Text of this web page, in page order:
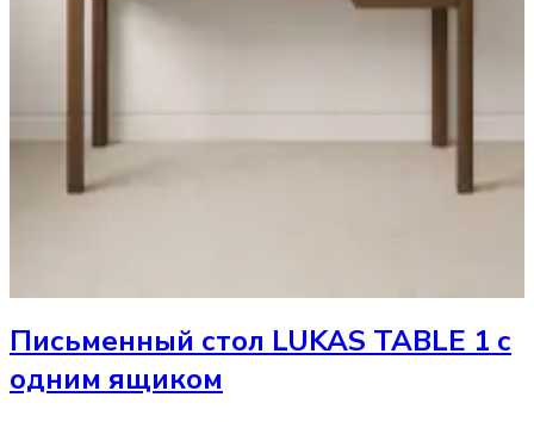
Письменный стол LUKAS TABLE 1 с
одним ящиком